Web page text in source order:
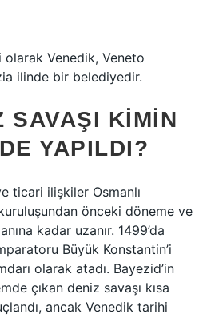
Venedik, Veneto
ilinde bir belediyedir.
SAVAŞI KIMIN
YAPILDI?
ticari ilişkiler Osmanlı
önceki döneme ve
kadar uzanır. 1499’da
Büyük Konstantin’i
olarak atadı. Bayezid’in
çıkan deniz savaşı kısa
ancak Venedik tarihi